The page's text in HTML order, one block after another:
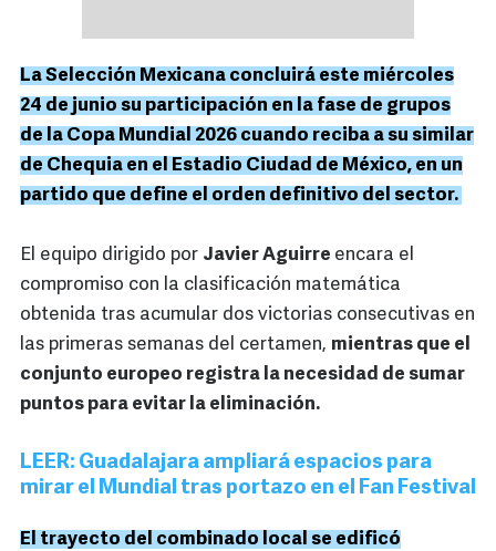
La Selección Mexicana concluirá este miércoles
24 de junio su participación en la fase de grupos
de la Copa Mundial 2026 cuando reciba a su similar
de Chequia en el Estadio Ciudad de México, en un
partido que define el orden definitivo del sector.
El equipo dirigido por Javier Aguirre encara el
compromiso con la clasificación matemática
obtenida tras acumular dos victorias consecutivas en
las primeras semanas del certamen, mientras que el
conjunto europeo registra la necesidad de sumar
puntos para evitar la eliminación.
LEER: Guadalajara ampliará espacios para
mirar el Mundial tras portazo en el Fan Festival
El trayecto del combinado local se edificó